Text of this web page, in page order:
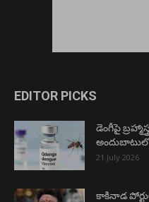
EDITOR PICKS
డెంగీపై
21 July 2026
కాకినాడ